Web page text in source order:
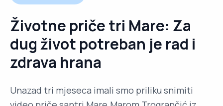
Životne priče tri Mare: Za
dug život potreban je rad i
zdrava hrana
Unazad tri mjeseca imali smo priliku snimiti